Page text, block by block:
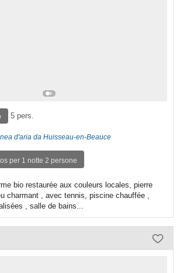
5 pers.
d'aria da Huisseau-en-Beauce
per 1 notte 2 persone
bio restaurée aux couleurs locales, pierre
charmant , avec tennis, piscine chauffée ,
, salle de bains...